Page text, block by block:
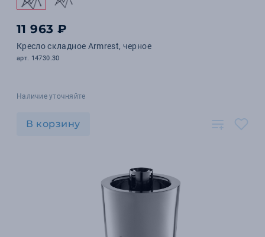
11 963 ₽
Кресло складное Armrest, черное
арт. 14730.30
Наличие уточняйте
В корзину